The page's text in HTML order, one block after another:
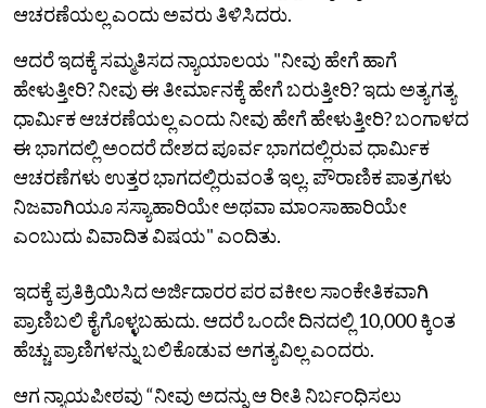
ಆಚರಣೆಯಲ್ಲ ಎಂದು ಅವರು ತಿಳಿಸಿದರು.
ಆದರೆ ಇದಕ್ಕೆ ಸಮ್ಮತಿಸದ ನ್ಯಾಯಾಲಯ "ನೀವು ಹೇಗೆ ಹಾಗೆ
ಹೇಳುತ್ತೀರಿ? ನೀವು ಈ ತೀರ್ಮಾನಕ್ಕೆ ಹೇಗೆ ಬರುತ್ತೀರಿ? ಇದು ಅತ್ಯಗತ್ಯ
ಧಾರ್ಮಿಕ ಆಚರಣೆಯಲ್ಲ ಎಂದು ನೀವು ಹೇಗೆ ಹೇಳುತ್ತೀರಿ? ಬಂಗಾಳದ
ಈ ಭಾಗದಲ್ಲಿ ಅಂದರೆ ದೇಶದ ಪೂರ್ವ ಭಾಗದಲ್ಲಿರುವ ಧಾರ್ಮಿಕ
ಆಚರಣೆಗಳು ಉತ್ತರ ಭಾಗದಲ್ಲಿರುವಂತೆ ಇಲ್ಲ. ಪೌರಾಣಿಕ ಪಾತ್ರಗಳು
ನಿಜವಾಗಿಯೂ ಸಸ್ಯಾಹಾರಿಯೇ ಅಥವಾ ಮಾಂಸಾಹಾರಿಯೇ
ಎಂಬುದು ವಿವಾದಿತ ವಿಷಯ" ಎಂದಿತು.
ಇದಕ್ಕೆ ಪ್ರತಿಕ್ರಿಯಿಸಿದ ಅರ್ಜಿದಾರರ ಪರ ವಕೀಲ ಸಾಂಕೇತಿಕವಾಗಿ
ಪ್ರಾಣಿಬಲಿ ಕೈಗೊಳ್ಳಬಹುದು. ಆದರೆ ಒಂದೇ ದಿನದಲ್ಲಿ 10,000 ಕ್ಕಿಂತ
ಹೆಚ್ಚು ಪ್ರಾಣಿಗಳನ್ನು ಬಲಿಕೊಡುವ ಅಗತ್ಯವಿಲ್ಲ ಎಂದರು.
ಆಗ ನ್ಯಾಯಪೀಠವು “ನೀವು ಅದನ್ನು ಆ ರೀತಿ ನಿರ್ಬಂಧಿಸಲು